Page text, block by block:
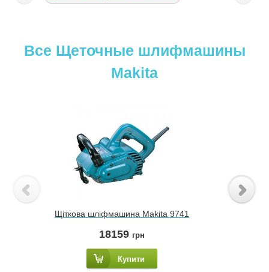
Все Щеточные шлифмашины
Makita
Щіткова шліфмашина Makita 9741
18159 грн
Купити